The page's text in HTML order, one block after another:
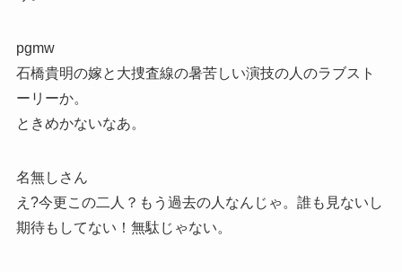
pgmw
石橋貴明の嫁と大捜査線の暑苦しい演技の人のラブスト
ーリーか。
ときめかないなあ。
名無しさん
え?今更この二人？もう過去の人なんじゃ。誰も見ないし
期待もしてない！無駄じゃない。